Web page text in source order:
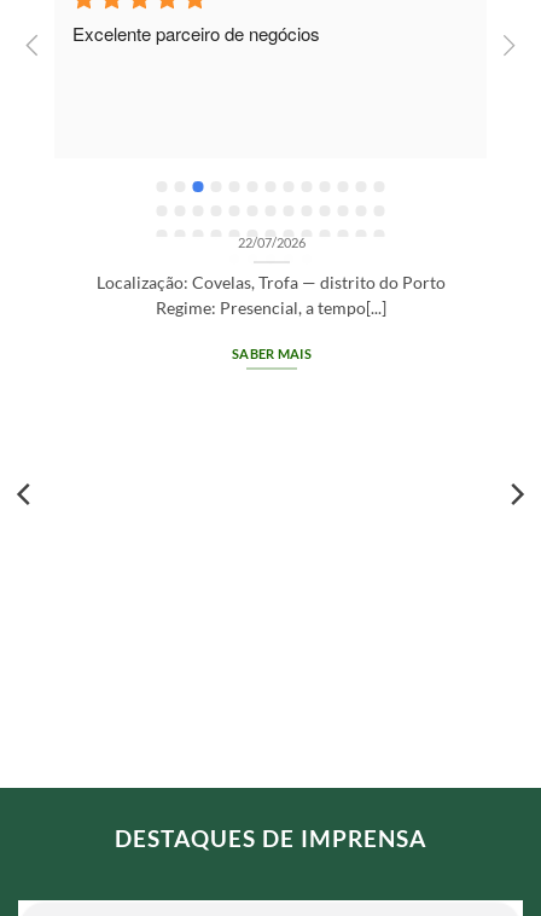
Excelente parceiro de negócios
OPORTUNIDADES DE RECRUTAMENTO SEM CATEGORIA
22/07/2026
Localização: Covelas, Trofa — distrito do Porto
Regime: Presencial, a tempo[...]
SABER MAIS
DESTAQUES DE IMPRENSA